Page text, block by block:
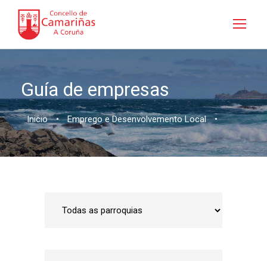
Guía de empresas
Inicio • Emprego e Desenvolvemento Local •